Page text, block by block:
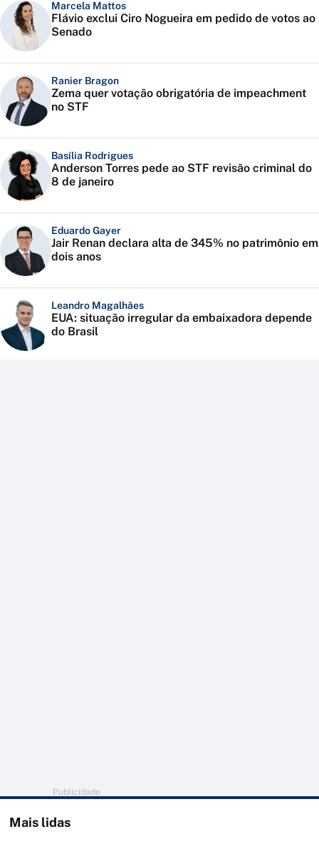
Marcela Mattos
Flávio exclui Ciro Nogueira em pedido de votos ao
Senado
Ranier Bragon
Zema quer votação obrigatória de impeachment
no STF
Basília Rodrigues
Anderson Torres pede ao STF revisão criminal do
8 de janeiro
Eduardo Gayer
Jair Renan declara alta de 345% no patrimônio em
dois anos
Leandro Magalhães
EUA: situação irregular da embaixadora depende
do Brasil
Publicidade
Mais lidas